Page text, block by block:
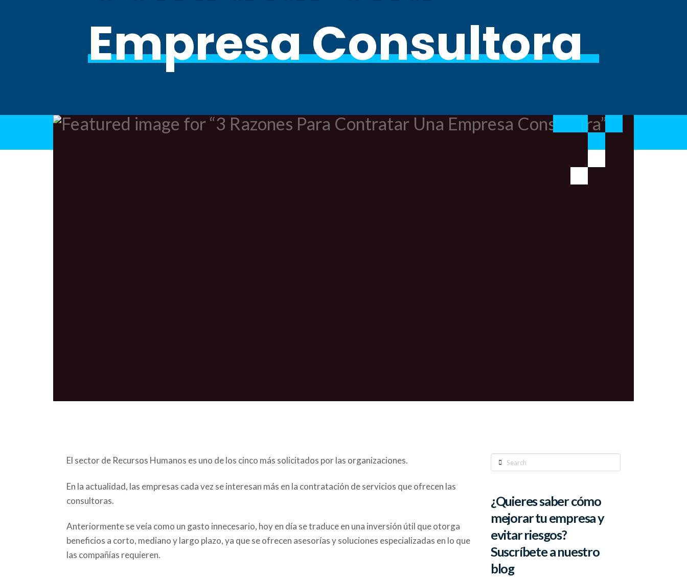
Empresa Consultora
El sector de Recursos Humanos es uno de los cinco más solicitados por las organizaciones.
En la actualidad, las empresas cada vez se interesan más en la contratación de servicios que ofrecen las
consultoras.
Anteriormente se veía como un gasto innecesario, hoy en día se traduce en una inversión útil que otorga
beneficios a corto, mediano y largo plazo, ya que se ofrecen asesorías y soluciones especializadas en lo que
las compañías requieren.
Search
¿Quieres saber cómo
mejorar tu empresa y
evitar riesgos?
Suscríbete a nuestro
blog